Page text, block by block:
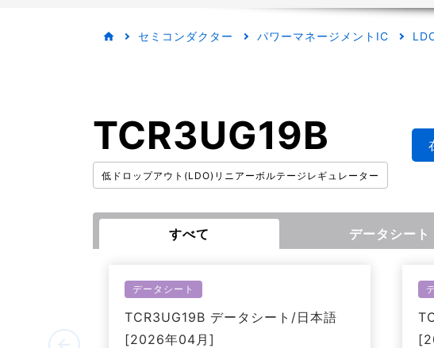
セミコンダクター パワーマネージメントIC
TCR3UG19B
低ドロップアウト(LDO)リニアーボルテージレギュレーター
すべて データシート
データシート
TCR3UG19B データシート/日本語
[2026年04月]